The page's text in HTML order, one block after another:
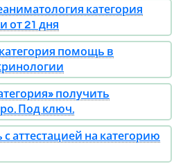
категория
от 21 дня
помощь в
получить
Под ключ.
аттестацией на категорию